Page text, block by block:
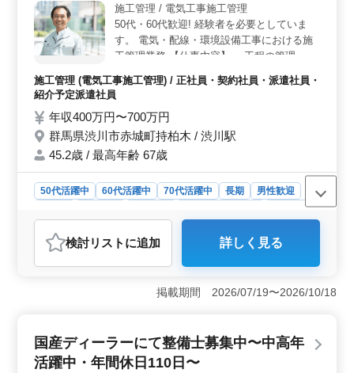
バランスを大切にし、長く働ける環境が整っていま
す。 ＜給与＆福利厚生＞ 年収360万〜520万円とキ
ャリアを評価した優遇された待遇です。交通費支給、通
勤手当あります。福利厚生が整っており、安心して働け
リアの向上と共に、経済的な安定も手に入れましょう。
施工管理 / 電気工事施工管理
50代・60代歓迎! 経験者を必要としていま
す。 電気・配線・環境設備工事における施
工管理業務 【仕事内容】 ・工程の管理 ・工
事の見積り ・品質管理 ・安全管理 ・ゼネコ
ン/関係者/各種打合せ 【工事内容】 物件の
規模:数百万〜数十億円 オフィスビル、ホテ
ル、マンション、商業施設など 【有資格者
歓迎】 ・1級電気工事施工管理技士 ・2級電
気工事施工管理技士
施工管理 (電気工事施工管理) / 正社員・契約社員・派遣社員・
紹介予定派遣社員
年収400万円〜700万円
群馬県渋川市赤城町持柏木 / 渋川駅
45.2歳 / 最高年齢 67歳
50代活躍中 60代活躍中 70代活躍中 長期
男性歓迎
施工管理
おすすめポイント
＜多彩な業務＞ 学校やアパート、ビルなど様々な施設
の工事に携わります。打合せから工程管理、現場監督ま
で幅広い業務を担当します。 ＜柔軟な雇用形態＞
正社員から派遣社員まで、雇用形態は多岐にわたりま
万円と能力や経験に応じて決定されます。社会保険の完
備もあり、安心して働けます。
検討リスト に追加 詳しく見る
掲載期間 2026/07/19〜2026/10/18
国産ディーラーにて整備士募集中〜中高年
活躍中・年間休日110日〜